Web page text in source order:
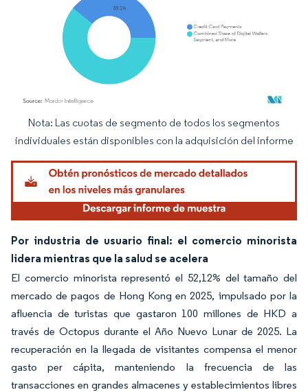
Imagen © Mordor Intelligence. El uso requiere atribución según CC BY 4.0.
Nota: Las cuotas de segmento de todos los segmentos
individuales están disponibles con la adquisición del informe
Por industria de usuario final: el comercio minorista
lidera mientras que la salud se acelera
El comercio minorista representó el 52,12% del tamaño del
mercado de pagos de Hong Kong en 2025, impulsado por la
afluencia de turistas que gastaron 100 millones de HKD a
través de Octopus durante el Año Nuevo Lunar de 2025. La
recuperación en la llegada de visitantes compensa el menor
gasto per cápita, manteniendo la frecuencia de las
transacciones en grandes almacenes y establecimientos libres